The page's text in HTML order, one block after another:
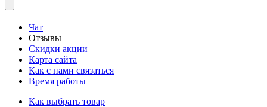
Чат
Отзывы
Скидки акции
Карта сайта
Как с нами связаться
Время работы
Как выбрать товар